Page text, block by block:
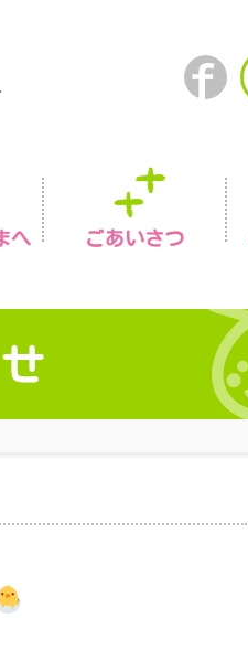
へ ごあいさつ